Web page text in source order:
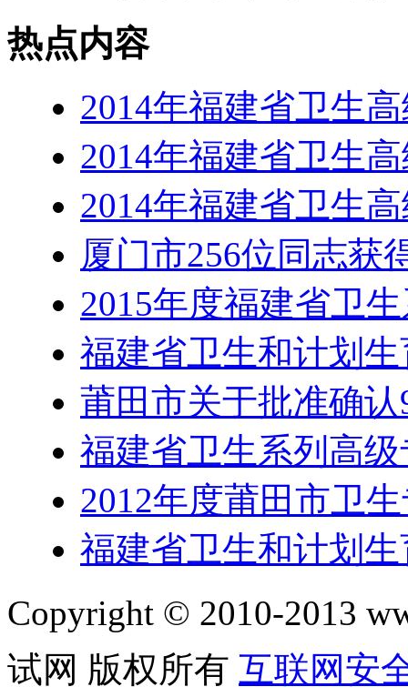
热点内容
2014年福建省卫生
2014年福建省卫生
2014年福建省卫生
厦门市256位同志获
2015年度福建省卫
福建省卫生和计划
莆田市关于批准确
福建省卫生系列高
2012年度莆田市卫
福建省卫生和计划
Copyright © 2010-2013
试网 版权所有 互联网安